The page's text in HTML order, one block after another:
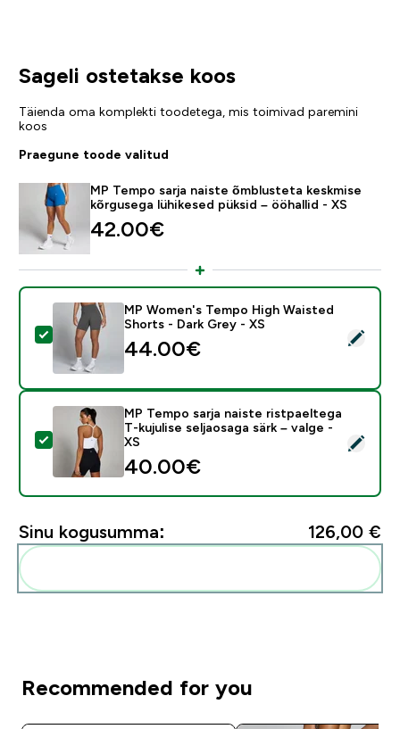
Sageli ostetakse koos
Täienda oma komplekti toodetega, mis toimivad paremini
koos
Praegune toode valitud
MP Tempo sarja naiste õmblusteta keskmise
kõrgusega lühikesed püksid – ööhallid - XS
42.00€‎
Vali see toode - MP Women's Tempo High Waisted
MP Women's Tempo High Waisted
Shorts - Dark Grey - XS
44.00€‎
Vali see toode - MP Tempo sarja naiste ristpaeltega
MP Tempo sarja naiste ristpaeltega
T-kujulise seljaosaga särk – valge -
XS
40.00€‎
Sinu kogusumma: 126,00 €‎
Recommended for you